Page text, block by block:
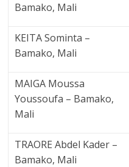
Bamako, Mali
KEITA Sominta –
Bamako, Mali
MAIGA Moussa
Youssoufa – Bamako,
Mali
TRAORE Abdel Kader –
Bamako, Mali